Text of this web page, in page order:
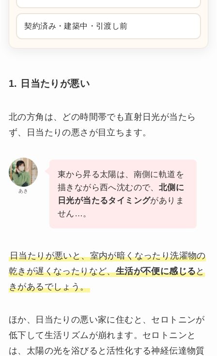
契約済み・建築中・引渡し前
1. 日当たりが悪い
北の方角は、どの時間帯でも直射日光が当たら
ず、日当たりの悪さが目立ちます。
あき
東から昇る太陽は、南側に軌道を
描きながら西へ沈むので、 北側に
日光が当たるタイミングがありま
せん…。
日当たりが悪いと、室内が暗くなったり洗濯物の
乾きが遅くなったりなど、生活が不便に感じると
きがあるでしょう。
ほか、日当たりの悪い家に住むと、セロトニンが
低下して生活リズムが崩れます。セロトニンと
は、太陽の光を浴びると活性化する神経伝達物質